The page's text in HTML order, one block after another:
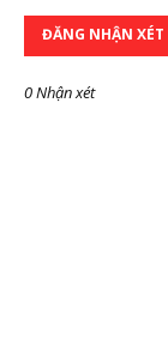
ĐĂNG NHẬN XÉT
0 Nhận xét